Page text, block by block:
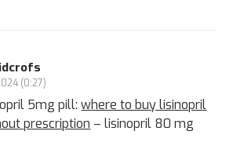
(0:27)
5mg pill:where to buy lisinopril
prescription – lisinopril 80 mg